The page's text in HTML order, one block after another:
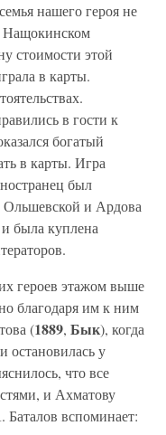
нашего героя не
Нащокинском
стоимости этой
в карты.
в гости к
богатый
в карты. Игра
был
Ольшевской и Ардова
была куплена
героев этажом выше
благодаря им к ним
(1889, Бык), когда
остановилась у
что все
и Ахматову
вспоминает: